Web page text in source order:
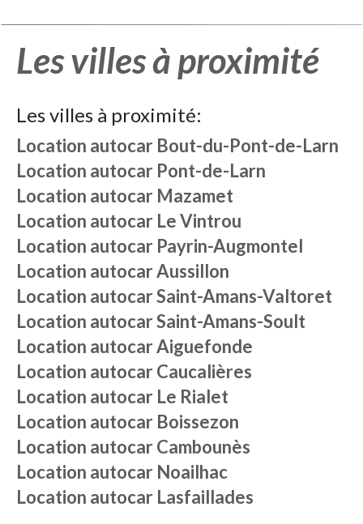
Les villes à proximité
Les villes à proximité:
Location autocar Bout-du-Pont-de-Larn
Location autocar Pont-de-Larn
Location autocar Mazamet
Location autocar Le Vintrou
Location autocar Payrin-Augmontel
Location autocarAussillon
Location autocarSaint-Amans-Valtoret
Location autocarSaint-Amans-Soult
Location autocarAiguefonde
Location autocarCaucalières
Location autocar Le Rialet
Location autocar Boissezon
Location autocarCambounès
Location autocar Noailhac
Location autocar Lasfaillades